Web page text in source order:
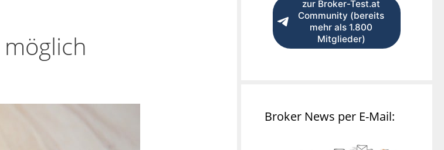
zur Broker-Test.at
Community (bereits
mehr als 1.800
Mitglieder)
Broker News per E-Mail: